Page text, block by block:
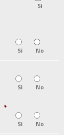
Si
Si No
Si No
*
Si No